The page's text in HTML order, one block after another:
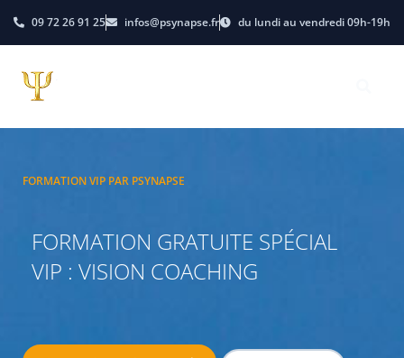
09 72 26 91 25 infos@psynapse.fr du lundi au vendredi 09h-19h
FORMATION VIP PAR PSYNAPSE
FORMATION GRATUITE SPÉCIAL
VIP : VISION COACHING